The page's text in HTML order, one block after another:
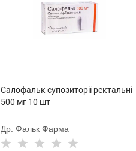
Салофальк супозиторії ректальні
500 мг 10 шт
Др. Фальк Фарма